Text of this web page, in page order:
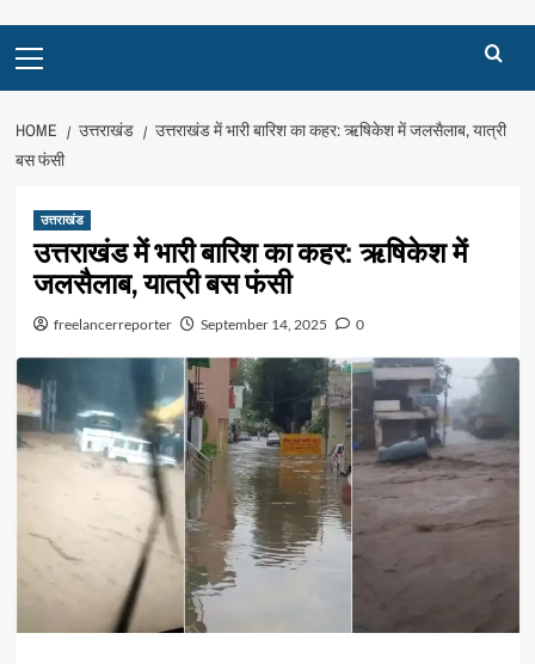
Menu
HOME उत्तराखंड
उत्तराखंड में भारी बारिश का कहर: ऋषिकेश में जलसैलाब, यात्री
बस फंसी
उत्तराखंड
उत्तराखंड में भारी बारिश का कहर: ऋषिकेश में
जलसैलाब, यात्री बस फंसी
freelancerreporter September 14, 2025 0